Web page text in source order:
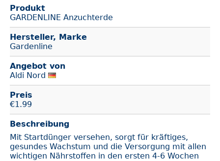
Produkt
GARDENLINE Anzuchterde
Hersteller, Marke
Gardenline
Angebot von
Aldi Nord
Preis
€1.99
Beschreibung
Mit Startdünger versehen, sorgt für kräftiges,
gesundes Wachstum und die Versorgung mit allen
wichtigen Nährstoffen in den ersten 4-6 Wochen